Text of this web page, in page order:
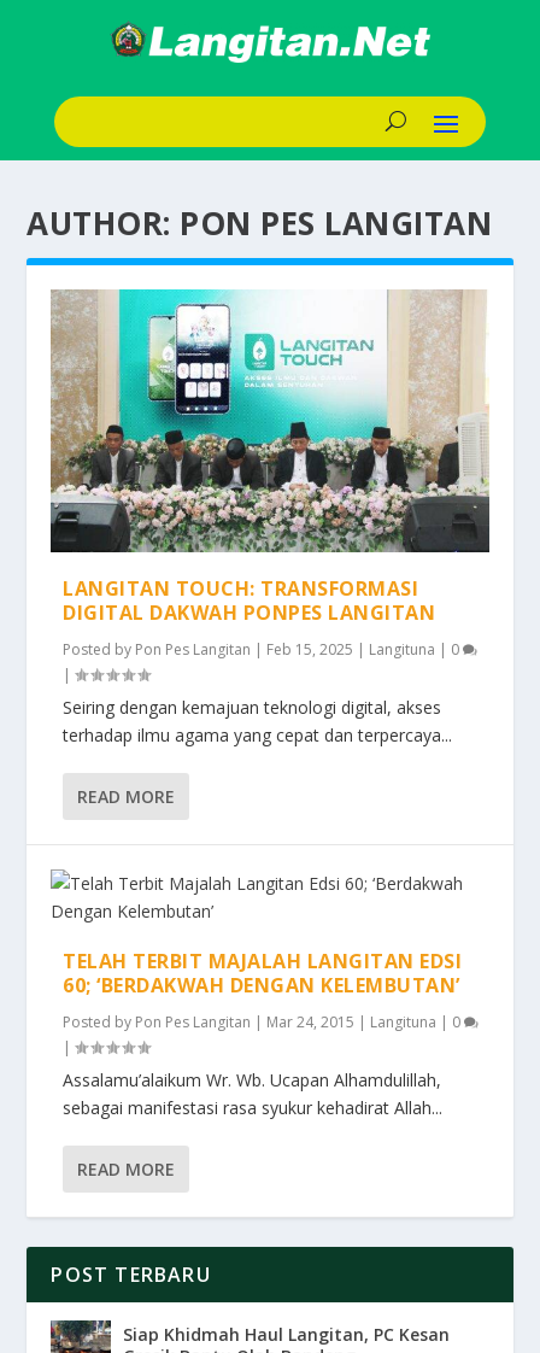
AUTHOR: PON PES LANGITAN
LANGITAN TOUCH: TRANSFORMASI
DIGITAL DAKWAH PONPES LANGITAN
Posted by Pon Pes Langitan | Feb 15, 2025 | Langituna | 0
|
Seiring dengan kemajuan teknologi digital, akses
terhadap ilmu agama yang cepat dan terpercaya...
READ MORE
TELAH TERBIT MAJALAH LANGITAN EDSI
60; ‘BERDAKWAH DENGAN KELEMBUTAN’
Posted by Pon Pes Langitan | Mar 24, 2015 | Langituna | 0
|
Assalamu’alaikum Wr. Wb. Ucapan Alhamdulillah,
sebagai manifestasi rasa syukur kehadirat Allah...
READ MORE
POST TERBARU
Siap Khidmah Haul Langitan, PC Kesan